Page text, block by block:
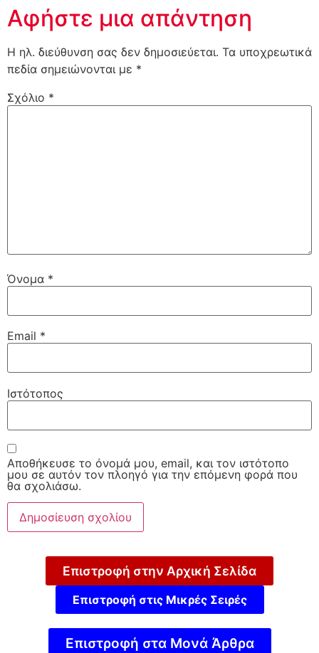
Αφήστε μια απάντηση
Η ηλ. διεύθυνση σας δεν δημοσιεύεται. Τα υποχρεωτικά
πεδία σημειώνονται με *
Σχόλιο *
Όνομα *
Email *
Ιστότοπος
Αποθήκευσε το όνομά μου, email, και τον ιστότοπο
μου σε αυτόν τον πλοηγό για την επόμενη φορά που
θα σχολιάσω.
Επιστροφή στην Αρχική Σελίδα
Επιστροφή στις Μικρές Σειρές
Επιστροφή στα Μονά Άρθρα